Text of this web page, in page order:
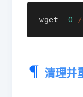
wget -O
清理并